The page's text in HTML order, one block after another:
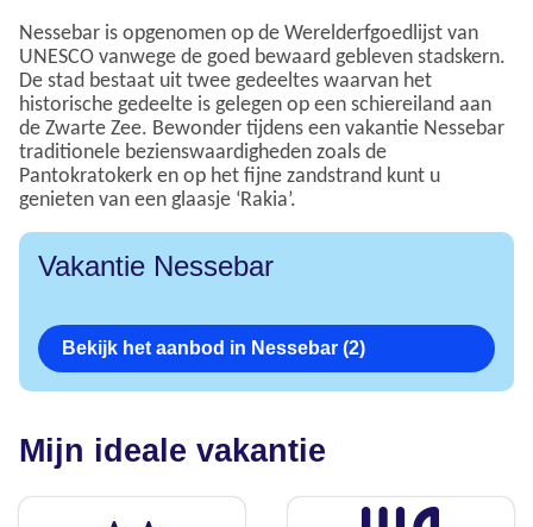
Nessebar is opgenomen op de Werelderfgoedlijst van
UNESCO vanwege de goed bewaard gebleven stadskern.
De stad bestaat uit twee gedeeltes waarvan het
historische gedeelte is gelegen op een schiereiland aan
de Zwarte Zee. Bewonder tijdens een vakantie Nessebar
traditionele bezienswaardigheden zoals de
Pantokratokerk en op het fijne zandstrand kunt u
genieten van een glaasje ‘Rakia’.
Vakantie Nessebar
Bekijk het aanbod in Nessebar (2)
Mijn ideale vakantie